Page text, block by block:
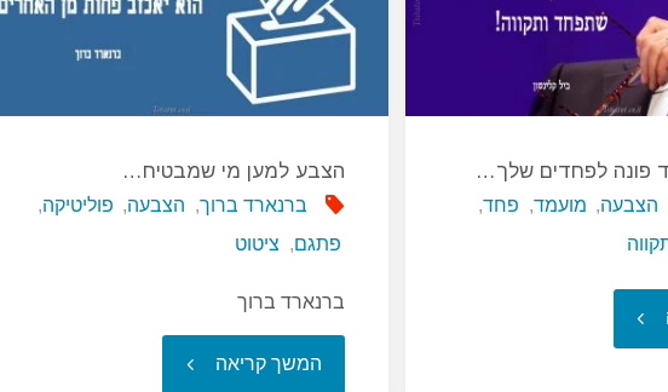
פונה לפחדים שלך…
הצבעה, מועמד, פחד,
"אם
הצבע למען מי שמבטיח…
ברנארד ברוך, הצבעה, פוליטיקה,
פתגם, ציטוט
ברנארד ברוך
המשך קריאה "הצבע